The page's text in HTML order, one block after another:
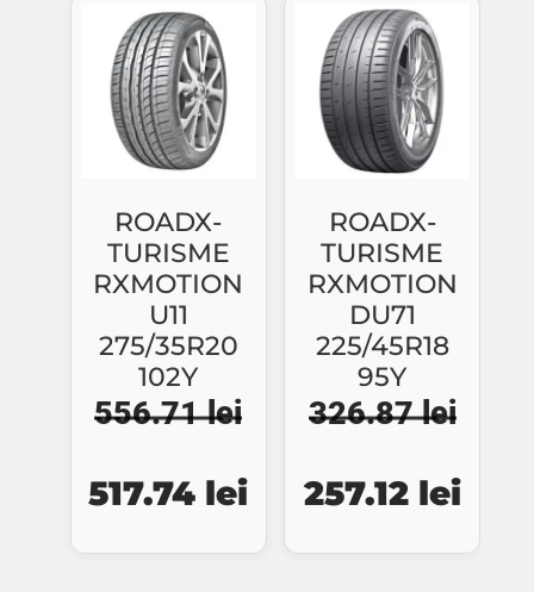
350.42 lei.
190.42 lei.
ROADX-
TURISME
RXMOTION
U11
275/35R20
102Y
556.71lei
inițial
a
517.74 lei
curent
este:
ROADX-
TURISME
RXMOTION
DU71
225/45R18
95Y
326.87lei
inițial
a
257.12 lei
este: